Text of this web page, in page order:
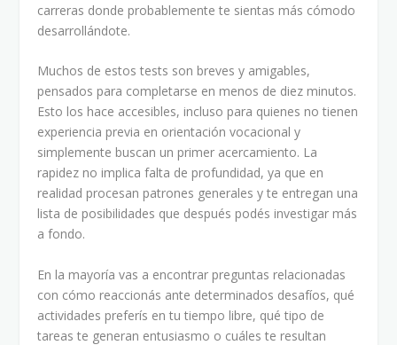
carreras donde probablemente te sientas más cómodo
desarrollándote.
Muchos de estos tests son breves y amigables,
pensados para completarse en menos de diez minutos.
Esto los hace accesibles, incluso para quienes no tienen
experiencia previa en orientación vocacional y
simplemente buscan un primer acercamiento. La
rapidez no implica falta de profundidad, ya que en
realidad procesan patrones generales y te entregan una
lista de posibilidades que después podés investigar más
a fondo.
En la mayoría vas a encontrar preguntas relacionadas
con cómo reaccionás ante determinados desafíos, qué
actividades preferís en tu tiempo libre, qué tipo de
tareas te generan entusiasmo o cuáles te resultan